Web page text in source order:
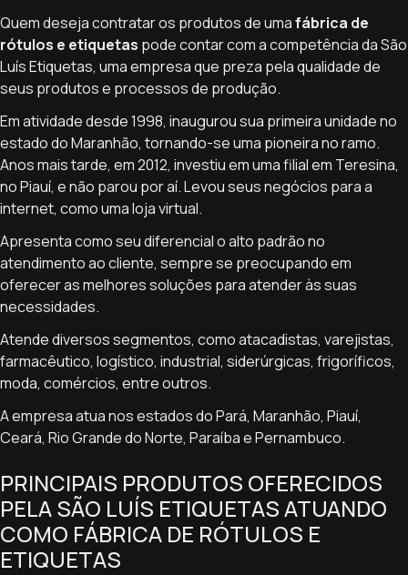
Quem deseja contratar os produtos de umafábrica de
rótulos e etiquetas pode contar com a competência da São
Luís Etiquetas, uma empresa que preza pela qualidade de
seus produtos e processos de produção.
Em atividade desde 1998, inaugurou sua primeira unidade no
estado do Maranhão, tornando-se uma pioneira no ramo.
Anos mais tarde, em 2012, investiu em uma filial em Teresina,
no Piauí, e não parou por aí. Levou seus negócios para a
internet, como uma loja virtual.
Apresenta como seu diferencial o alto padrão no
atendimento ao cliente, sempre se preocupando em
oferecer as melhores soluções para atender às suas
necessidades.
Atende diversos segmentos, como atacadistas, varejistas,
farmacêutico, logístico, industrial, siderúrgicas, frigoríficos,
moda, comércios, entre outros.
A empresa atua nos estados do Pará, Maranhão, Piauí,
Ceará, Rio Grande do Norte, Paraíba e Pernambuco.
PRINCIPAIS PRODUTOS OFERECIDOS
PELA SÃO LUÍS ETIQUETAS ATUANDO
COMO FÁBRICA DE RÓTULOS E
ETIQUETAS